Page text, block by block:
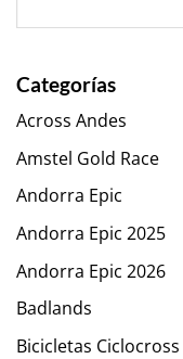
Categorías
Across Andes
Amstel Gold Race
Andorra Epic
Andorra Epic 2025
Andorra Epic 2026
Badlands
Bicicletas Ciclocross